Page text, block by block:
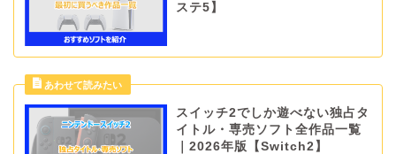
ステ5】
スイッチ2でしか遊べない独占タ
イトル・専売ソフト全作品一覧
｜2026年版【Switch2】